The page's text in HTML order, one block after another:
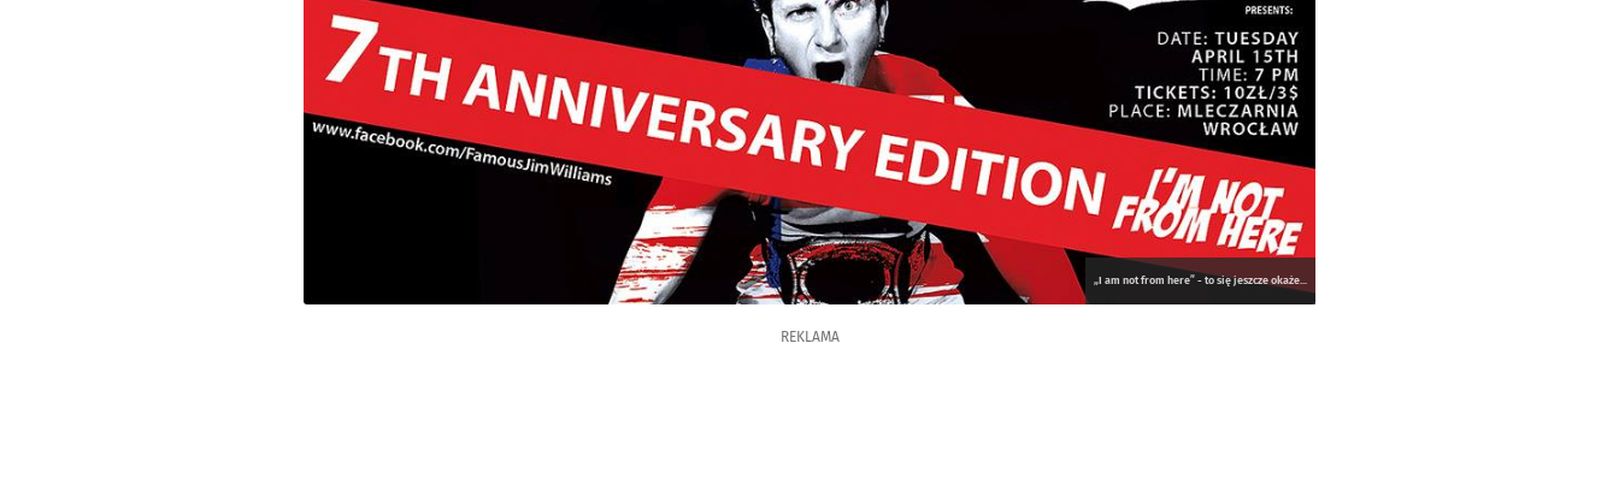
„I am not from here” - to się jeszcze okaże...
REKLAMA